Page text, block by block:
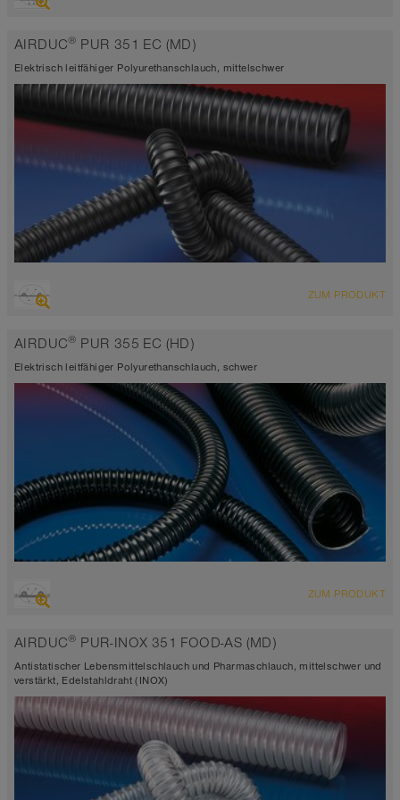
extrem abriebfester Saugschlauch + Druckschlauch,
antistatisch < 10⁹
Wandstärke 2,0 - 2,5mm
AIRDUC® PUR 351 EC (MD)
Elektrisch leitfähiger Polyurethanschlauch, mittelschwer
hoch abriebfester Saugschlauch + Druckschlauch
Wandstärke ca. 0,7 mm
-40°C bis 90°C
ZUM PRODUKT
AIRDUC® PUR 355 EC (HD)
Elektrisch leitfähiger Polyurethanschlauch, schwer
hoch abriebfester Saugschlauch + Druckschlauch
Wandstärke 1,4mm
-40°C bis 90°C
ZUM PRODUKT
AIRDUC® PUR-INOX 351 FOOD-AS (MD)
Antistatischer Lebensmittelschlauch und Pharmaschlauch, mittelschwer und
verstärkt, Edelstahldraht (INOX)